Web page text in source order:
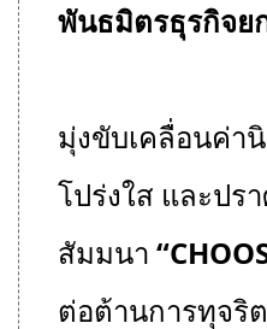
พันธมิตรธุรกิจย
มุ่งขับเคลื่อนค่า
โปร่งใส และปร
สัมมนา “
ต่อต้านการทุจริ